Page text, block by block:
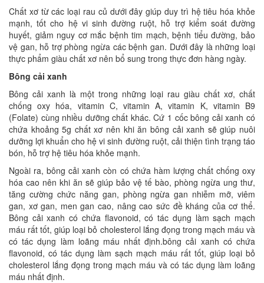
Chất xơ từ các loại rau củ dưới đây giúp duy trì hệ tiêu hóa khỏe
mạnh, tốt cho hệ vi sinh đường ruột, hỗ trợ kiểm soát đường
huyết, giảm nguy cơ mắc bệnh tim mạch, bệnh tiểu đường, bảo
vệ gan, hỗ trợ phòng ngừa các bệnh gan. Dưới đây là những loại
thực phẩm giàu chất xơ nên bổ sung trong thực đơn hàng ngày.
Bông cải xanh
Bông cải xanh là một trong những loại rau giàu chất xơ, chất
chống oxy hóa, vitamin C, vitamin A, vitamin K, vitamin B9
(Folate) cùng nhiều dưỡng chất khác. Cứ 1 cốc bông cải xanh có
chứa khoảng 5g chất xơ nên khi ăn bông cải xanh sẽ giúp nuôi
dưỡng lợi khuẩn cho hệ vi sinh đường ruột, cải thiện tình trạng táo
bón, hỗ trợ hệ tiêu hóa khỏe mạnh.
Ngoài ra, bông cải xanh còn có chứa hàm lượng chất chống oxy
hóa cao nên khi ăn sẽ giúp bảo vệ tế bào, phòng ngừa ung thư,
tăng cường chức năng gan, phòng ngừa gan nhiễm mỡ, viêm
gan, xơ gan, men gan cao, nâng cao sức đề kháng của cơ thể.
Bông cải xanh có chứa flavonoid, có tác dụng làm sạch mạch
máu rất tốt, giúp loại bỏ cholesterol lắng đọng trong mạch máu và
có tác dụng làm loãng máu nhất định.bông cải xanh có chứa
flavonoid, có tác dụng làm sạch mạch máu rất tốt, giúp loại bỏ
cholesterol lắng đọng trong mạch máu và có tác dụng làm loãng
máu nhất định.